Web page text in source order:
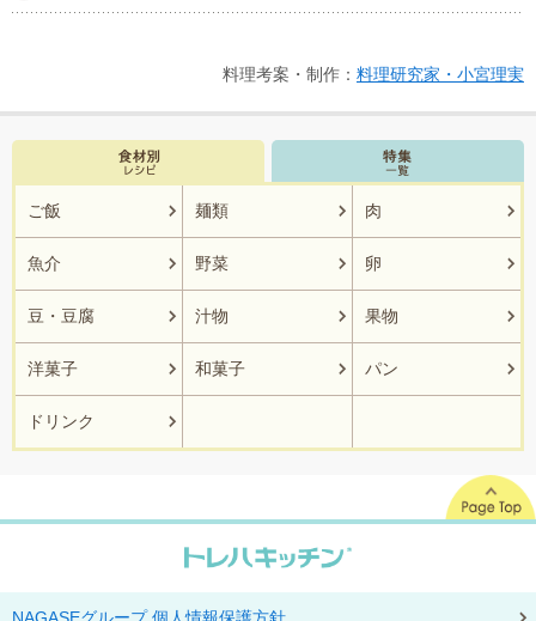
料理考案・制作： 料理研究家・小宮理実
ご飯 麺類 肉
魚介 野菜 卵
豆・豆腐 汁物 果物
洋菓子 和菓子 パン
ドリンク
NAGASEグループ 個人情報保護方針